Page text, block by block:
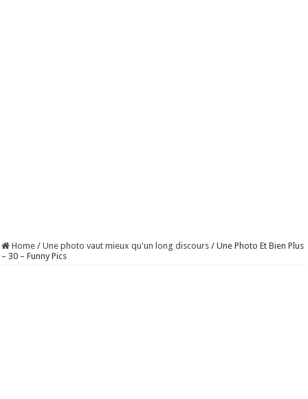
Home / Une photo vaut mieux qu'un long discours / Une Photo Et Bien Plus
– 30 – Funny Pics